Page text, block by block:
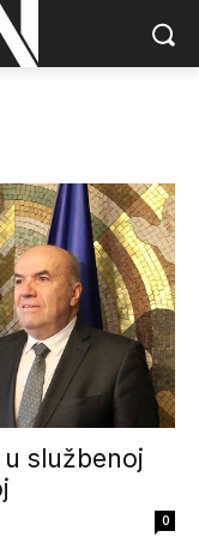
službenoj
0